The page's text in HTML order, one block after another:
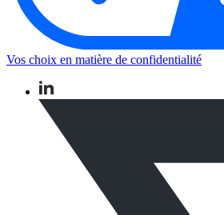
Vos choix en matière de confidentialité